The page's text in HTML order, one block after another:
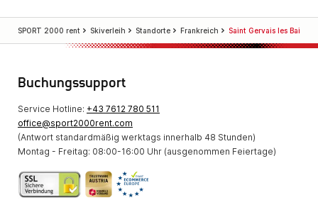
SPORT 2000 rent Skiverleih Standorte Frankreich Saint Gervais les Bains
Buchungssupport
Service Hotline: +43 7612 780 511
office@sport2000rent.com
(Antwort standardmäßig werktags innerhalb 48 Stunden)
Montag - Freitag: 08:00-16:00 Uhr (ausgenommen Feiertage)